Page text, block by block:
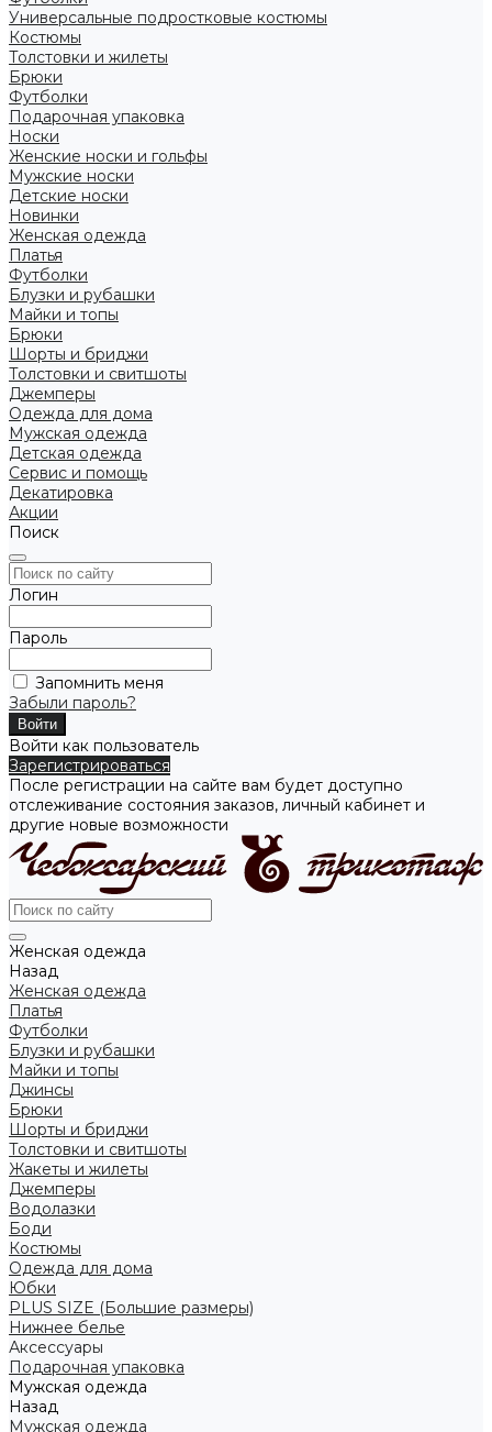
Универсальные подростковые костюмы
Костюмы
Толстовки и жилеты
Брюки
Футболки
Подарочная упаковка
Носки
Женские носки и гольфы
Мужские носки
Детские носки
Новинки
Женская одежда
Платья
Футболки
Блузки и рубашки
Майки и топы
Брюки
Шорты и бриджи
Толстовки и свитшоты
Джемперы
Одежда для дома
Мужская одежда
Детская одежда
Сервис и помощь
Декатировка
Акции
Поиск
Логин
Пароль
Запомнить меня
Забыли пароль?
Войти как пользователь
Зарегистрироваться
После регистрации на сайте вам будет доступно
отслеживание состояния заказов, личный кабинет и
другие новые возможности
Женская одежда
Назад
Женская одежда
Платья
Футболки
Блузки и рубашки
Майки и топы
Джинсы
Брюки
Шорты и бриджи
Толстовки и свитшоты
Жакеты и жилеты
Джемперы
Водолазки
Боди
Костюмы
Одежда для дома
Юбки
PLUS SIZE (Большие размеры)
Нижнее белье
Аксессуары
Подарочная упаковка
Мужская одежда
Назад
Мужская одежда